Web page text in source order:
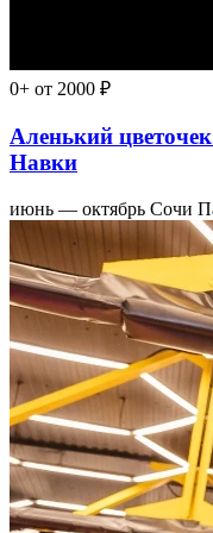
0+ от 2000 ₽
Аленький
Навки
июнь — октябрь Сочи